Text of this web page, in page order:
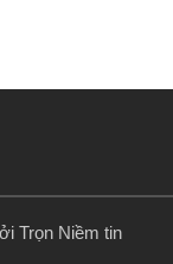
Trọn Niềm tin